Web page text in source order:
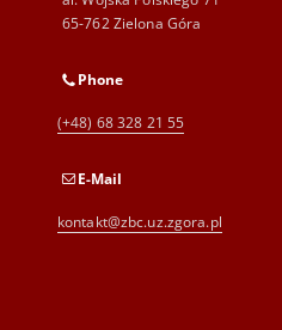
65-762 Zielona Góra
Phone
(+48) 68 328 21 55
E-Mail
kontakt@zbc.uz.zgora.pl